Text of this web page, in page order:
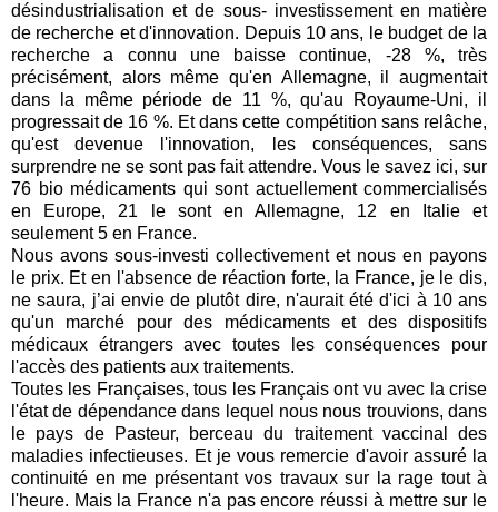
désindustrialisation et de sous- investissement en matière
de recherche et d'innovation. Depuis 10 ans, le budget de la
recherche a connu une baisse continue, -28 %, très
précisément, alors même qu'en Allemagne, il augmentait
dans la même période de 11 %, qu'au Royaume-Uni, il
progressait de 16 %. Et dans cette compétition sans relâche,
qu'est devenue l'innovation, les conséquences, sans
surprendre ne se sont pas fait attendre. Vous le savez ici, sur
76 bio médicaments qui sont actuellement commercialisés
en Europe, 21 le sont en Allemagne, 12 en Italie et
seulement 5 en France.
Nous avons sous-investi collectivement et nous en payons
le prix. Et en l'absence de réaction forte, la France, je le dis,
ne saura, j’ai envie de plutôt dire, n'aurait été d'ici à 10 ans
qu'un marché pour des médicaments et des dispositifs
médicaux étrangers avec toutes les conséquences pour
l'accès des patients aux traitements.
Toutes les Françaises, tous les Français ont vu avec la crise
l'état de dépendance dans lequel nous nous trouvions, dans
le pays de Pasteur, berceau du traitement vaccinal des
maladies infectieuses. Et je vous remercie d'avoir assuré la
continuité en me présentant vos travaux sur la rage tout à
l'heure. Mais la France n'a pas encore réussi à mettre sur le